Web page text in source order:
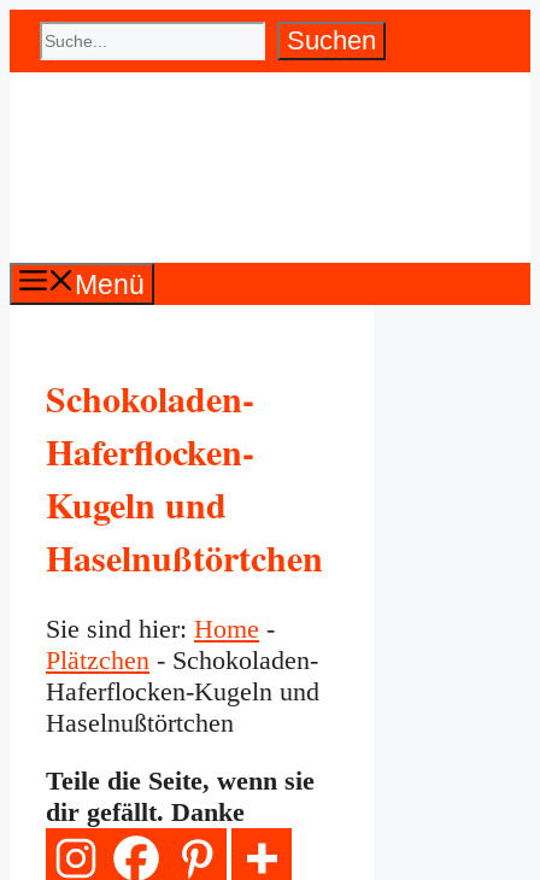
Zum
Inhalt
Suchen Suchen
Menü
Schokoladen-
Haferflocken-
Kugeln und
Haselnußtörtchen
Sie sind hier: Home -
Plätzchen - Schokoladen-
Haferflocken-Kugeln und
Haselnußtörtchen
Teile die Seite, wenn sie
dir gefällt. Danke